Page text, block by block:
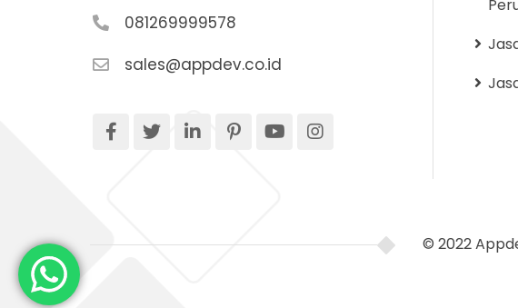
081269999578
sales@appdev.co.id
© 2022